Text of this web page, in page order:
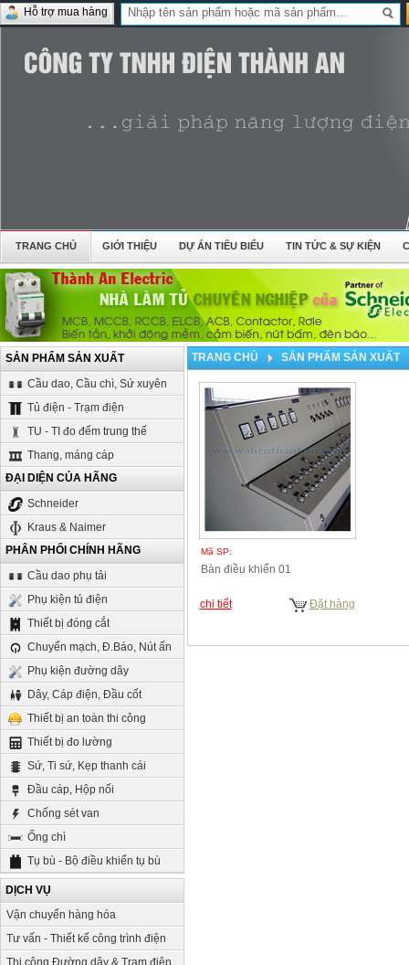
Hỗ trợ mua hàng
TRANG CHỦ GIỚI THIỆU DỰ ÁN TIÊU BIỂU TIN TỨC & SỰ KIỆN
SẢN PHẨM SẢN XUẤT
Cầu dao, Cầu chì, Sứ xuyên
Tủ điện - Trạm điện
TU - TI đo đếm trung thế
Thang, máng cáp
ĐẠI DIỆN CỦA HÃNG
Schneider
Kraus & Naimer
PHÂN PHỐI CHÍNH HÃNG
Cầu dao phụ tải
Phụ kiện tủ điện
Thiết bị đóng cắt
Chuyển mạch, Đ.Báo, Nút ấn
Phụ kiện đường dây
Dây, Cáp điện, Đầu cốt
Thiết bị an toàn thi công
Thiết bị đo lường
Sứ, Ti sứ, Kẹp thanh cái
Đầu cáp, Hộp nối
Chống sét van
Ống chì
Tụ bù - Bộ điều khiển tụ bù
DỊCH VỤ
Vận chuyển hàng hóa
Tư vấn - Thiết kế công trình điện
Thi công Đường dây & Trạm điện
TRANG CHỦ SẢN PHẨM SẢN XUẤT
Mã SP:
Bàn điều khiển 01
chi tiết Đặt hàng